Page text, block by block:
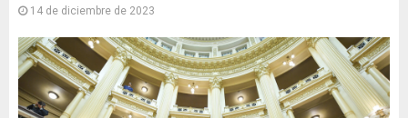
14 de diciembre de 2023